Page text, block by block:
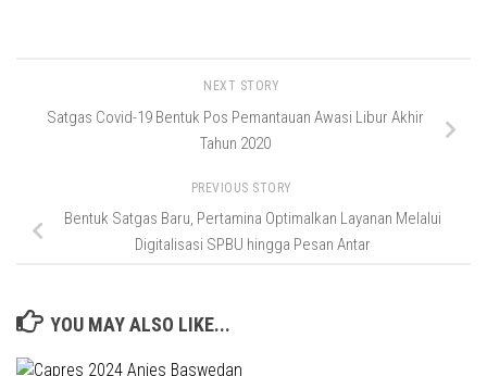
NEXT STORY
Satgas Covid-19 Bentuk Pos Pemantauan Awasi Libur Akhir
Tahun 2020
PREVIOUS STORY
Bentuk Satgas Baru, Pertamina Optimalkan Layanan Melalui
Digitalisasi SPBU hingga Pesan Antar
YOU MAY ALSO LIKE...